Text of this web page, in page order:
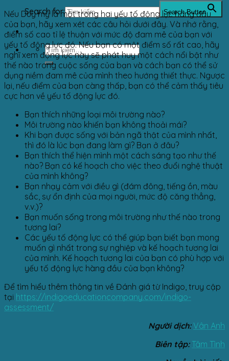
Search for: Search Button
Nếu Duy mỹ là một trong hai yếu tố động lực hàng đầu
của bạn, hãy xem xét các câu hỏi dưới đây. Và nhớ rằng,
điểm số cao tỉ lệ thuận với mức độ đam mê của bạn với
yếu tố động lực đó. Nếu bạn có một điểm số rất cao, hãy
nghĩ xem động lực này sẽ phát huy một cách nổi bật như
thế nào trong cuộc sống của bạn và cách bạn có thể sử
dụng niềm đam mê của mình theo hướng thiết thực. Ngược
lại, nếu điểm của bạn càng thấp, bạn có thể cảm thấy tiêu
cực hơn về yếu tố động lực đó.
Bạn thích những loại môi trường nào?
Môi trường nào khiến bạn không thoải mái?
Khi bạn được sống với bản ngã thật của mình nhất,
thì đó là lúc bạn đang làm gì? Bạn ở đâu?
Bạn thích thể hiện mình một cách sáng tạo như thế
nào? Bạn có kế hoạch cho việc theo đuổi nghệ thuật
của mình không?
Bạn nhạy cảm với điều gì (đám đông, tiếng ồn, màu
sắc, sự ổn định của mọi người, mức độ căng thẳng,
v.v.)?
Bạn muốn sống trong môi trường như thế nào trong
tương lai?
Các yếu tố động lực có thể giúp bạn biết bạn mong
muốn gì nhất trong sự nghiệp và kế hoạch tương lai
của mình. Kế hoạch tương lai của bạn có phù hợp với
yếu tố động lực hàng đầu của bạn không?
Để tìm hiểu thêm thông tin về Đánh giá từ Indigo, truy cập
tại https://indigoeducationcompany.com/indigo-
assessment/
Người dịch: Vân Anh
Biên tập: Tâm Tình